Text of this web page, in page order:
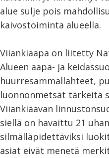
alue sulje pois
kaivostoiminta alueella.
Viiankiaapa on liitetty
Alueen aapa- ja
huurresammallähteet,
luonnonmetsät tärkeitä
Viiankiaavan
siellä on havaittu 21
silmälläpidettäviksi
asiat eivät menetä